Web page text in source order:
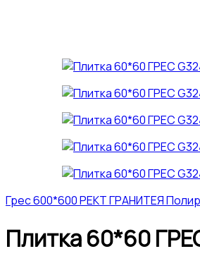
Грес 600*600 РЕКТ ГРАНИТЕЯ
Плитка 60*60